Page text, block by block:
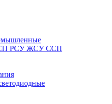
РСУ ЖСУ ССП